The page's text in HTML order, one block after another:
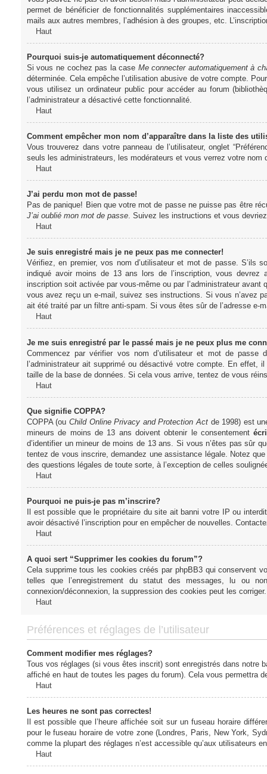
permet de bénéficier de fonctionnalités supplémentaires
mails aux autres membres, l’adhésion à des groupes, etc.
Haut
Pourquoi suis-je automatiquement déconnecté?
Si vous ne cochez pas la case Me connecter automatiquement à
déterminée. Cela empêche l’utilisation abusive de votre compte.
vous utilisez un ordinateur public pour accéder au forum
l’administrateur a désactivé cette fonctionnalité.
Haut
Comment empêcher mon nom d’apparaître dans la liste des
Vous trouverez dans votre panneau de l’utilisateur, onglet
seuls les administrateurs, les modérateurs et vous verrez votre
Haut
J’ai perdu mon mot de passe!
Pas de panique! Bien que votre mot de passe ne puisse pas être
J’ai oublié mon mot de passe. Suivez les instructions et vous
Haut
Je suis enregistré mais je ne peux pas me connecter!
Vérifiez, en premier, vos nom d’utilisateur et mot de passe.
indiqué avoir moins de 13 ans lors de l’inscription, vous
inscription soit activée par vous-même ou par l’administrateur
vous avez reçu un e-mail, suivez ses instructions. Si vous n’avez
ait été traité par un filtre anti-spam. Si vous êtes sûr de l’adresse e-
Haut
Je me suis enregistré par le passé mais je ne peux plus me
Commencez par vérifier vos nom d’utilisateur et mot de
l’administrateur ait supprimé ou désactivé votre compte. En effet,
taille de la base de données. Si cela vous arrive, tentez de vous
Haut
Que signifie COPPA?
COPPA (ouChild Online Privacy and Protection Act de 1998) est
mineurs de moins de 13 ans doivent obtenir le consentement
d’identifier un mineur de moins de 13 ans. Si vous n’êtes pas sûr
tentez de vous inscrire, demandez une assistance légale. Notez
des questions légales de toute sorte, à l’exception de celles
Haut
Pourquoi ne puis-je pas m’inscrire?
Il est possible que le propriétaire du site ait banni votre IP ou
avoir désactivé l’inscription pour en empêcher de nouvelles.
Haut
A quoi sert “Supprimer les cookies du forum”?
Cela supprime tous les cookies créés par phpBB3 qui conservent
telles que l’enregistrement du statut des messages, lu ou
connexion/déconnexion, la suppression des cookies peut les corriger.
Haut
Préférences et réglages de l’utilisateur
Comment modifier mes réglages?
Tous vos réglages (si vous êtes inscrit) sont enregistrés dans notre
affiché en haut de toutes les pages du forum). Cela vous permettra
Haut
Les heures ne sont pas correctes!
Il est possible que l’heure affichée soit sur un fuseau horaire
pour le fuseau horaire de votre zone (Londres, Paris, New York,
comme la plupart des réglages n’est accessible qu’aux utilisateurs
Haut